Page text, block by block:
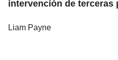
intervención de terceras
Liam Payne